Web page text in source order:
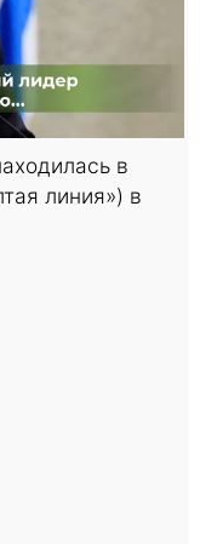
в
линия») в